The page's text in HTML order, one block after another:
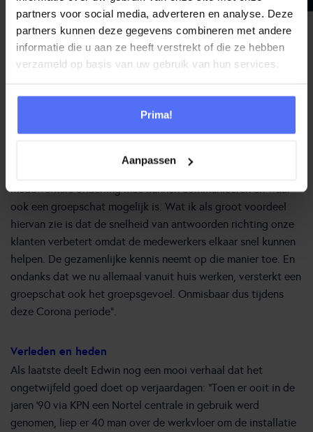
partners voor social media, adverteren en analyse. Deze
partners kunnen deze gegevens combineren met andere
informatie die u aan ze heeft verstrekt of die ze hebben
verzameld op basis van uw gebruik van hun services.
Prima!
Aanpassen
Toch dichtbij
Edwin vervolgt, “De flexibiliteit die het platform biedt is voor
jaarlijkse Huishoudbeurs, is het bij ons alle hens aan dek. Zelf
medewerkers onderling mee kunnen communiceren en waar
ook een groepschat mogelijk is. Wat ik als groot voordeel
hiervan zie is dat de snelheid van antwoorden richting onze
klanten verbetert omdat de medewerkers elkaar snel kunnen
helpen. De gezamenlijke kennis neemt op die manier toe. En
ondanks dat we nu allemaal vanuit huis werken, versterkt een
groepschat ook het groepsgevoel. Onmisbaar dus tijdens
deze Corona periode”.
Verleden en heden
Als laatste deelt Edwin nog een mooi verhaal dat het
ongetwijfeld goed doet op verjaardagen: “Toen er ooit in de
jaren ‘90 via KPN een Nortel centrale in gebruik werd
genomen, liep er 40 man over de werkvloer om de installatie